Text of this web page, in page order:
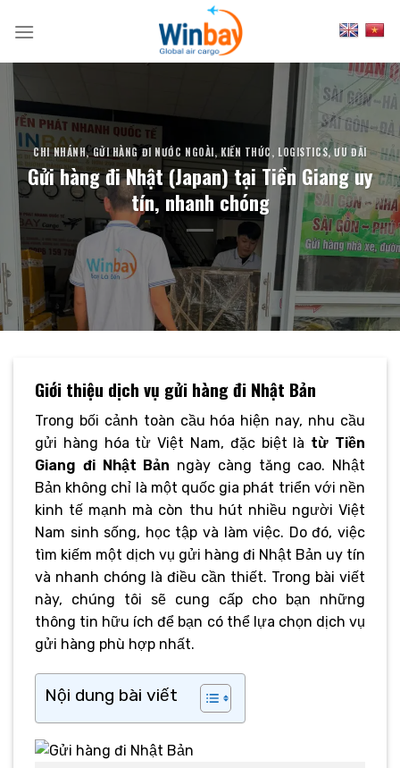
CHI NHÁNH,GỬI HÀNG ĐI NƯỚC NGOÀI,KIẾN THỨC, LOGISTICS,ƯU ĐÃI
Gửi hàng đi Nhật (Japan) tại Tiền Giang uy
tín, nhanh chóng
Giới thiệu dịch vụ gửi hàng đi Nhật Bản
Trong bối cảnh toàn cầu hóa hiện nay, nhu cầu
gửi hàng hóa từ Việt Nam, đặc biệt là từ Tiền
Giang đi Nhật Bản ngày càng tăng cao. Nhật
Bản không chỉ là một quốc gia phát triển với nền
kinh tế mạnh mà còn thu hút nhiều người Việt
Nam sinh sống, học tập và làm việc. Do đó, việc
tìm kiếm một dịch vụ gửi hàng đi Nhật Bản uy tín
và nhanh chóng là điều cần thiết. Trong bài viết
này, chúng tôi sẽ cung cấp cho bạn những
thông tin hữu ích để bạn có thể lựa chọn dịch vụ
gửi hàng phù hợp nhất.
Nội dung bài viết